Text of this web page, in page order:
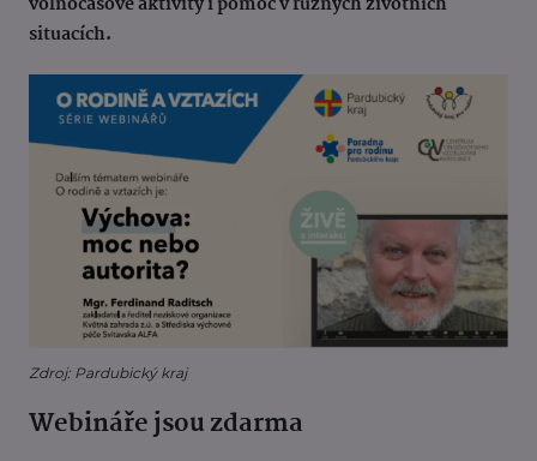
situacích.
Zdroj: Pardubický kraj
Webináře jsou zdarma